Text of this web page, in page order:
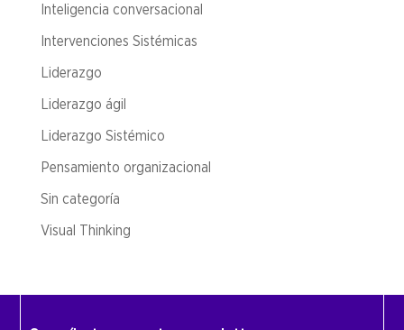
Inteligencia conversacional
Intervenciones Sistémicas
Liderazgo
Liderazgo ágil
Liderazgo Sistémico
Pensamiento organizacional
Sin categoría
Visual Thinking